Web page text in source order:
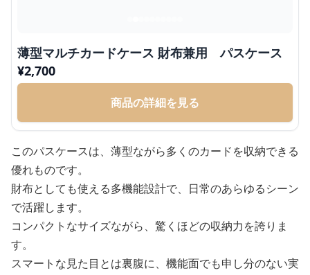
薄型マルチカードケース 財布兼用 パスケース
¥2,700
商品の詳細を見る
このパスケースは、薄型ながら多くのカードを収納できる
優れものです。
財布としても使える多機能設計で、日常のあらゆるシーン
で活躍します。
コンパクトなサイズながら、驚くほどの収納力を誇りま
す。
スマートな見た目とは裏腹に、機能面でも申し分のない実